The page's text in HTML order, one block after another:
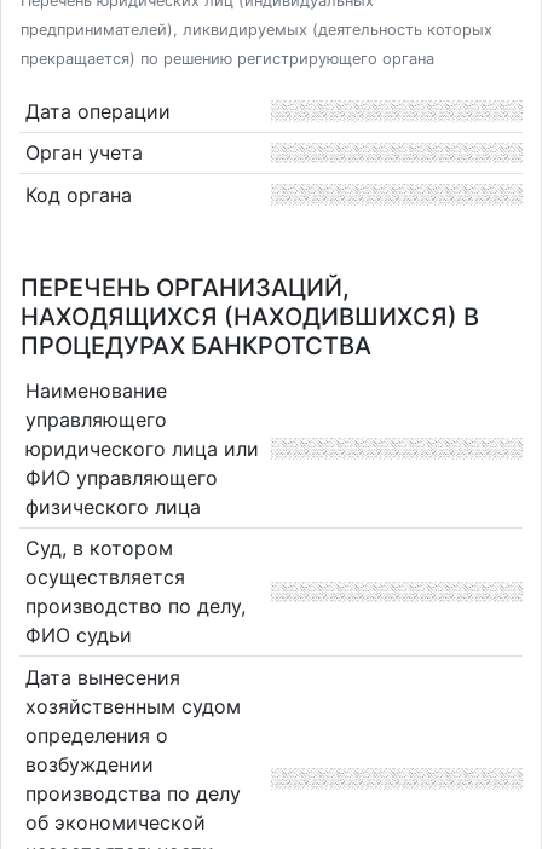
предпринимателей), ликвидируемых (деятельность которых
прекращается) по решению регистрирующего органа
Дата операции
Орган учета
Код органа
ПЕРЕЧЕНЬ ОРГАНИЗАЦИЙ,
НАХОДЯЩИХСЯ (НАХОДИВШИХСЯ) В
ПРОЦЕДУРАХ БАНКРОТСТВА
Наименование
управляющего
юридического лица или
ФИО управляющего
физического лица
Суд, в котором
осуществляется
производство по делу,
ФИО судьи
Дата вынесения
хозяйственным судом
определения о
возбуждении
производства по делу
об экономической